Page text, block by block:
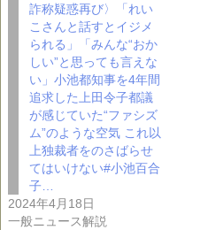
詐称疑惑再び〉「れい
こさんと話すとイジメ
られる」「みんな“おか
しい”と思っても言えな
い」小池都知事を4年間
追求した上田令子都議
が感じていた“ファシズ
ム”のような空気 これ以
上独裁者をのさばらせ
てはいけない#小池百合
子…
2024年4月18日
一般ニュース解説